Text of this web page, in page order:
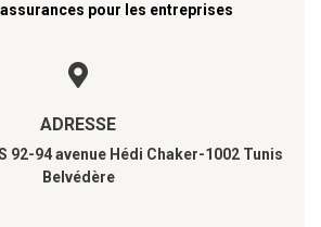
pour les entreprises
ADRESSE
92-94 avenue Hédi Chaker-1002 Tunis
Belvédère